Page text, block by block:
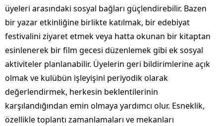
üyeleri arasındaki sosyal bağları güçlendirebilir. Bazen
bir yazar etkinliğine birlikte katılmak, bir edebiyat
festivalini ziyaret etmek veya hatta okunan bir kitaptan
esinlenerek bir film gecesi düzenlemek gibi ek sosyal
aktiviteler planlanabilir. Üyelerin geri bildirimlerine açık
olmak ve kulübün işleyişini periyodik olarak
değerlendirmek, herkesin beklentilerinin
karşılandığından emin olmaya yardımcı olur. Esneklik,
özellikle toplantı zamanlamaları ve mekanları